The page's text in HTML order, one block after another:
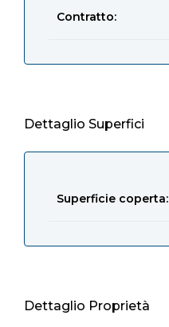
Contratto:
Dettaglio Superfici
Superficie coperta:
Dettaglio Proprietà